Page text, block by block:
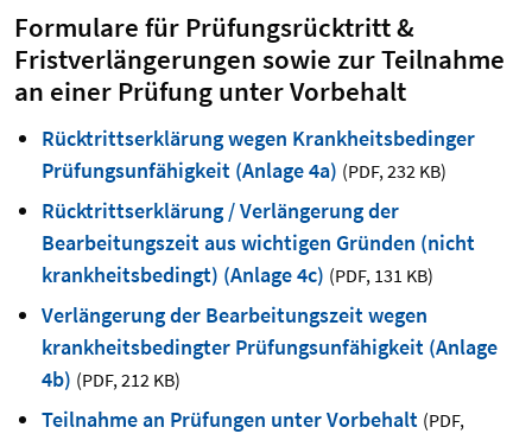
Formulare für Prüfungsrücktritt &
Fristverlängerungen sowie zur Teilnahme
an einer Prüfung unter Vorbehalt
Rücktrittserklärung wegen Krankheitsbedinger
Prüfungsunfähigkeit (Anlage 4a) (PDF,232 KB)
Rücktrittserklärung / Verlängerung der
Bearbeitungszeit aus wichtigen Gründen (nicht
krankheitsbedingt) (Anlage 4c) (PDF, 131 KB)
Verlängerung der Bearbeitungszeit wegen
krankheitsbedingter Prüfungsunfähigkeit (Anlage
4b) (PDF,212 KB)
Teilnahme an Prüfungen unter Vorbehalt (PDF,